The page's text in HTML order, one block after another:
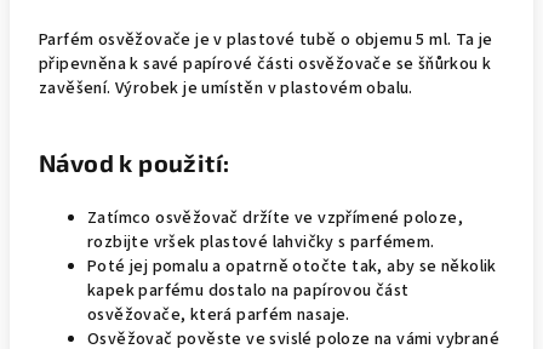
Parfém osvěžovače je v plastové tubě o objemu 5 ml. Ta je
připevněna k savé papírové části osvěžovače se šňůrkou k
zavěšení. Výrobek je umístěn v plastovém obalu.
Návod k použití:
Zatímco osvěžovač držíte ve vzpřímené poloze,
rozbijte vršek plastové lahvičky s parfémem.
Poté jej pomalu a opatrně otočte tak, aby se několik
kapek parfému dostalo na papírovou část
osvěžovače, která parfém nasaje.
Osvěžovač pověste ve svislé poloze na vámi vybrané